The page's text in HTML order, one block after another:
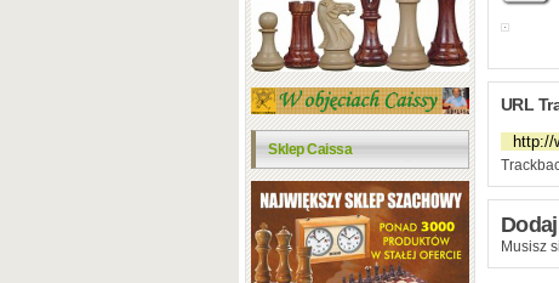
Sklep Caissa
URL
Musisz